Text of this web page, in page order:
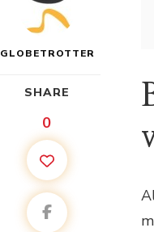
GLOBETROTTER
SHARE
0